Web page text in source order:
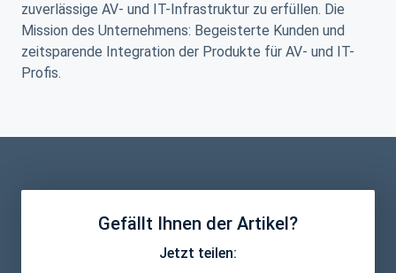
zuverlässige AV- und IT-Infrastruktur zu erfüllen. Die
Mission des Unternehmens: Begeisterte Kunden und
zeitsparende Integration der Produkte für AV- und IT-
Profis.
Gefällt Ihnen der Artikel?
Jetzt teilen: